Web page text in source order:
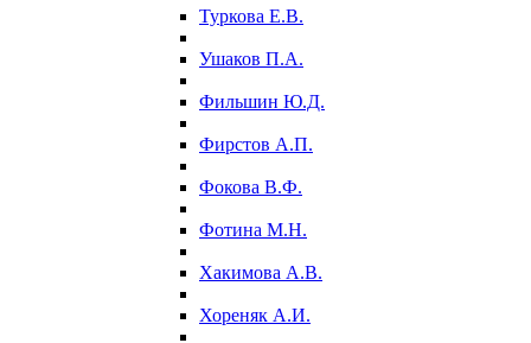
Туркова Е.В.
Ушаков П.А.
Фильшин Ю.Д.
Фирстов А.П.
Фокова В.Ф.
Фотина М.Н.
Хакимова А.В.
Хореняк А.И.